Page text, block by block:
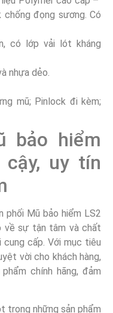
chống đọng sương. Có
có lớp vải lót kháng
nhựa dẻo.
mũ; Pinlock đi kèm;
bảo hiểm
uy tín
phối Mũ bảo hiểm LS2
về sự tận tâm và chất
cung cấp. Với mục tiêu
vời cho khách hàng,
chính hãng, đảm
trong những sản phẩm